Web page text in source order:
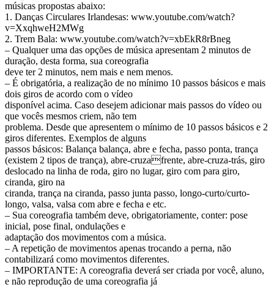
músicas propostas abaixo:
1. Danças Circulares Irlandesas: www.youtube.com/watch?
v=XxqhweH2MWg
2. Trem Bala: www.youtube.com/watch?v=xbEkR8rBneg
– Qualquer uma das opções de música apresentam 2 minutos de
duração, desta forma, sua coreografia
deve ter 2 minutos, nem mais e nem menos.
– É obrigatória, a realização de no mínimo 10 passos básicos e mais
dois giros de acordo com o vídeo
disponível acima. Caso desejem adicionar mais passos do vídeo ou
que vocês mesmos criem, não tem
problema. Desde que apresentem o mínimo de 10 passos básicos e 2
giros diferentes. Exemplos de alguns
passos básicos: Balança balança, abre e fecha, passo ponta, trança
(existem 2 tipos de trança), abre-cruzafrente, abre-cruza-trás, giro
deslocado na linha de roda, giro no lugar, giro com para giro,
ciranda, giro na
ciranda, trança na ciranda, passo junta passo, longo-curto/curto-
longo, valsa, valsa com abre e fecha e etc.
– Sua coreografia também deve, obrigatoriamente, conter: pose
inicial, pose final, ondulações e
adaptação dos movimentos com a música.
– A repetição de movimentos apenas trocando a perna, não
contabilizará como movimentos diferentes.
– IMPORTANTE: A coreografia deverá ser criada por você, aluno,
e não reprodução de uma coreografia já